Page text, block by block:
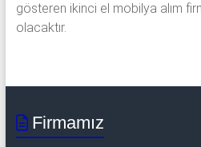
gösteren ikinci el mobilya alım
olacaktır.
Firmamız